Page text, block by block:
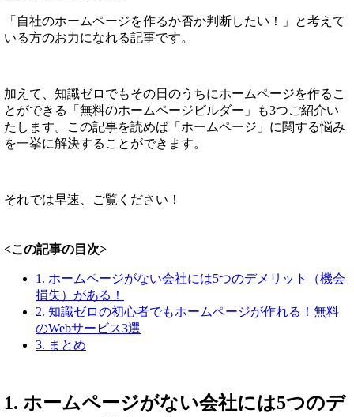
「自社のホームページを作るか否か判断したい！」と考えて
いる方のお力になれる記事です。
加えて、知識ゼロでもその日のうちにホームページを作るこ
とができる「無料のホームページビルダー」も3つご紹介い
たします。この記事を読めば「ホームページ」に関する悩み
を一挙に解決することができます。
それでは早速、ご覧ください！
<この記事の目次>
1. ホームページがない会社には5つのデメリット（機会
損失）がある！
2. 知識ゼロの初心者でもホームページが作れる！無料
のWebサービス3選
3. まとめ
1. ホームページがない会社には5つのデ